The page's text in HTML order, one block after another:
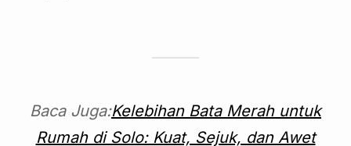
Baca Juga:Kelebihan Bata Merah untuk
Rumah di Solo: Kuat, Sejuk, dan Awet